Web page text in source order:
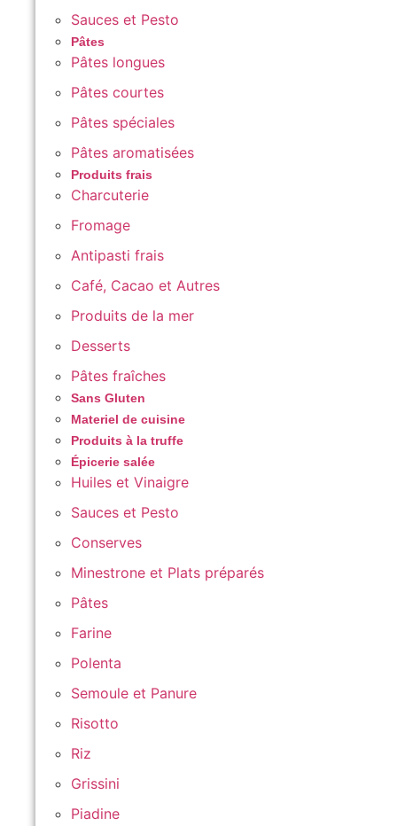
Sauces et Pesto
Pâtes
Pâtes longues
Pâtes courtes
Pâtes spéciales
Pâtes aromatisées
Produits frais
Charcuterie
Fromage
Antipasti frais
Café, Cacao et Autres
Produits de la mer
Desserts
Pâtes fraîches
Sans Gluten
Materiel de cuisine
Produits à la truffe
Épicerie salée
Huiles et Vinaigre
Sauces et Pesto
Conserves
Minestrone et Plats préparés
Pâtes
Farine
Polenta
Semoule et Panure
Risotto
Riz
Grissini
Piadine